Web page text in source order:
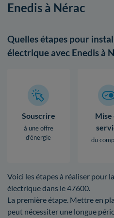
Enedis à Nérac
Quelles étapes pour
électrique avec Enedis à
Souscrire
à une offre
d’énergie
Mise
du
Voici les étapes à réaliser pour
électrique dans le 47600.
La première étape. Mettre en
peut nécessiter une longue